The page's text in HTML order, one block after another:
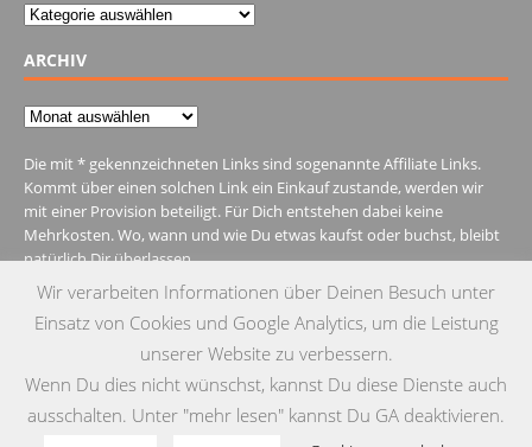
Kategorien
ARCHIV
Archiv
Die mit * gekennzeichneten Links sind sogenannte Affiliate Links.
Kommt über einen solchen Link ein Einkauf zustande, werden wir
mit einer Provision beteiligt. Für Dich entstehen dabei keine
Mehrkosten. Wo, wann und wie Du etwas kaufst oder buchst, bleibt
natürlich Dir überlassen.
MENU
Wir verarbeiten Informationen über Deinen Besuch unter
Einsatz von Cookies und Google Analytics, um die Leistung
unserer Website zu verbessern.
Wenn Du dies nicht wünschst, kannst Du diese Dienste auch
ausschalten. Unter "mehr lesen" kannst Du GA deaktivieren.